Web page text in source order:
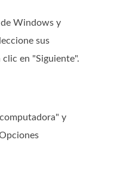
de Windows y
sus
en "Siguiente".
y